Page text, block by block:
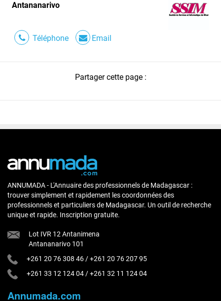
Antananarivo
Téléphone Email
Partager cette page :
ANNUMADA - L'Annuaire des professionnels de Madagascar :
trouver simplement et rapidement les coordonnées des
professionnels et particuliers de Madagascar. Un outil de recherche
unique et rapide. Inscription gratuite.
Lot IVR 12 Antanimena
Antananarivo 101
+261 20 76 308 46 /+261 20 76 207 95
+261 33 12 124 04 /+261 32 11 124 04
Annumada.com